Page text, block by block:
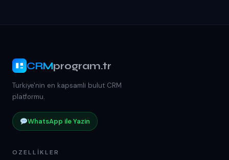
CRMprogram.tr
Turkiye'nin en kapsamli bulut CRM
platformu.
WhatsApp ile Yazin
OZELLIKLER